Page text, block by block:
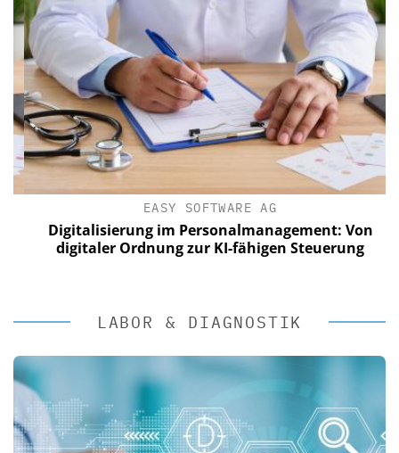
EASY SOFTWARE AG
Digitalisierung im Personalmanagement: Von
digitaler Ordnung zur KI-fähigen Steuerung
LABOR & DIAGNOSTIK